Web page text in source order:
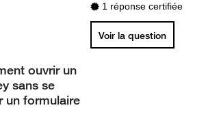
1 réponse certifiée
Voir la question
ouvrir un
sans se
un formulaire